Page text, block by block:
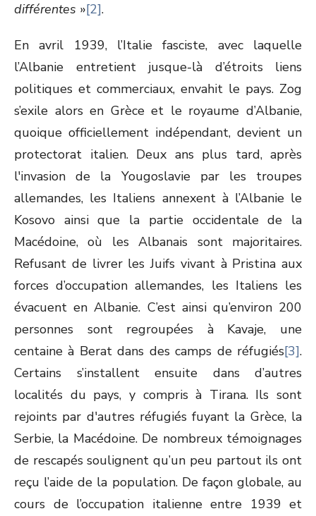
différentes »[2].
En avril 1939, l’Italie fasciste, avec laquelle
l’Albanie entretient jusque-là d’étroits liens
politiques et commerciaux, envahit le pays. Zog
s’exile alors en Grèce et le royaume d’Albanie,
quoique officiellement indépendant, devient un
protectorat italien. Deux ans plus tard, après
l'invasion de la Yougoslavie par les troupes
allemandes, les Italiens annexent à l’Albanie le
Kosovo ainsi que la partie occidentale de la
Macédoine, où les Albanais sont majoritaires.
Refusant de livrer les Juifs vivant à Pristina aux
forces d’occupation allemandes, les Italiens les
évacuent en Albanie. C’est ainsi qu’environ 200
personnes sont regroupées à Kavaje, une
centaine à Berat dans des camps de réfugiés[3].
Certains s’installent ensuite dans d’autres
localités du pays, y compris à Tirana. Ils sont
rejoints par d'autres réfugiés fuyant la Grèce, la
Serbie, la Macédoine. De nombreux témoignages
de rescapés soulignent qu’un peu partout ils ont
reçu l’aide de la population. De façon globale, au
cours de l’occupation italienne entre 1939 et